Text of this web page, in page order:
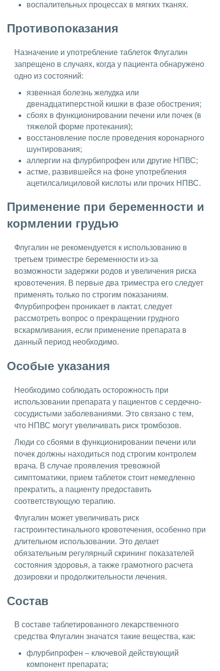
воспалительных процессах в мягких тканях.
Противопоказания
Назначение и употребление таблеток Флугалин
запрещено в случаях, когда у пациента обнаружено
одно из состояний:
язвенная болезнь желудка или
двенадцатиперстной кишки в фазе обострения;
сбоях в функционировании печени или почек (в
тяжелой форме протекания);
восстановление после проведения коронарного
шунтирования;
аллергии на флурбипрофен или другие НПВС;
астме, развившейся на фоне употребления
ацетилсалициловой кислоты или прочих НПВС.
Применение при беременности и
кормлении грудью
Флугалин не рекомендуется к использованию в
третьем триместре беременности из-за
возможности задержки родов и увеличения риска
кровотечения. В первые два триместра его следует
применять только по строгим показаниям.
Флурбипрофен проникает в лактат, следует
рассмотреть вопрос о прекращении грудного
вскармливания, если применение препарата в
данный период необходимо.
Особые указания
Необходимо соблюдать осторожность при
использовании препарата у пациентов с сердечно-
сосудистыми заболеваниями. Это связано с тем,
что НПВС могут увеличивать риск тромбозов.
Люди со сбоями в функционировании печени или
почек должны находиться под строгим контролем
врача. В случае проявления тревожной
симптоматики, прием таблеток стоит немедленно
прекратить, а пациенту предоставить
соответствующую терапию.
Флугалин может увеличивать риск
гастроинтестинального кровотечения, особенно при
длительном использовании. Это делает
обязательным регулярный скрининг показателей
состояния здоровья, а также грамотного расчета
дозировки и продолжительности лечения.
Состав
В составе таблетированного лекарственного
средства Флугалин значатся такие вещества, как:
флурбипрофен – ключевой действующий
компонент препарата;